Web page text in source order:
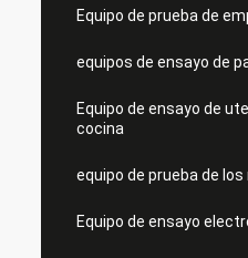
Equipo de prueba de
equipos de ensayo de
Equipo de ensayo de
cocina
equipo de prueba de
Equipo de ensayo